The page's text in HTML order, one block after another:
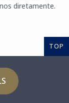
diretamente.
TOP